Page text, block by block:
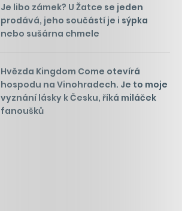
Je libo zámek? U Žatce se jeden
prodává, jeho součástí je i sýpka
nebo sušárna chmele
Hvězda Kingdom Come otevírá
hospodu na Vinohradech. Je to moje
vyznání lásky k Česku, říká miláček
fanoušků